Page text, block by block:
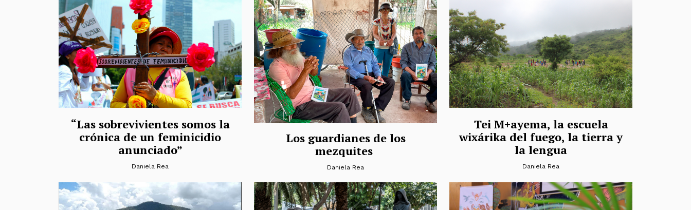
“Las sobrevivientes somos la
crónica de un feminicidio
anunciado”
Daniela Rea
Los guardianes de los
mezquites
Daniela Rea
Tei M+ayema, la escuela
wixárika del fuego, la tierra y
la lengua
Daniela Rea